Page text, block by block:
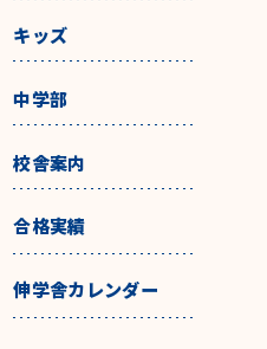
キッズ
中学部
校舎案内
合格実績
伸学舎カレンダー